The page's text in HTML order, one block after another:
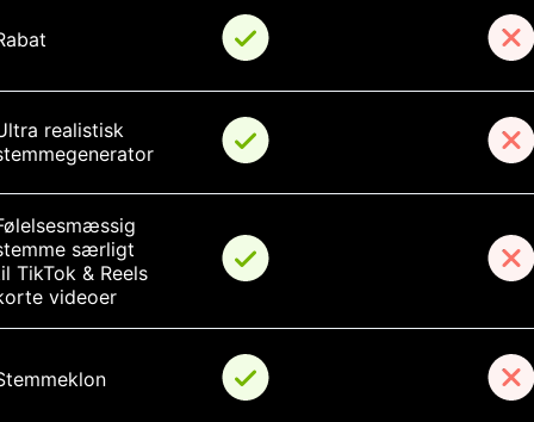
realistisk
særligt
TikTok & Reels
videoer